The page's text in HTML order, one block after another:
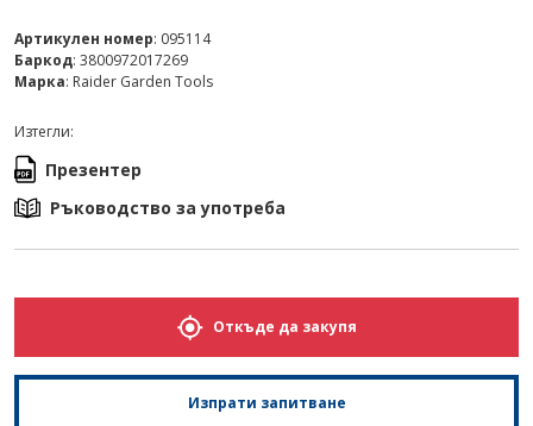
Артикулен номер: 095114
Баркод: 3800972017269
Марка: Raider Garden Tools
Изтегли:
Презентер
Ръководство за употреба
Откъде да закупя
Изпрати запитване